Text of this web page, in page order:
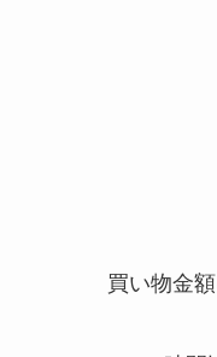
買い物金